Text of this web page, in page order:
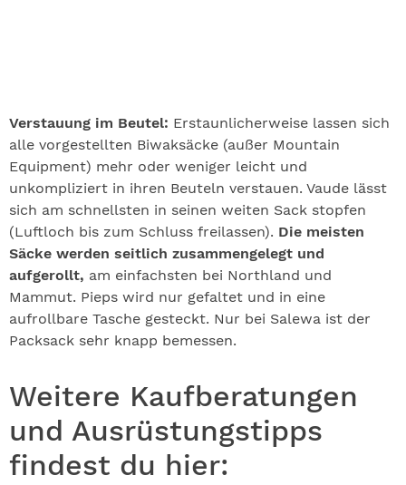
Verstauung im Beutel: Erstaunlicherweise lassen sich
alle vorgestellten Biwaksäcke (außer Mountain
Equipment) mehr oder weniger leicht und
unkompliziert in ihren Beuteln verstauen. Vaude lässt
sich am schnellsten in seinen weiten Sack stopfen
(Luftloch bis zum Schluss freilassen). Die meisten
Säcke werden seitlich zusammengelegt und
aufgerollt, am einfachsten bei Northland und
Mammut. Pieps wird nur gefaltet und in eine
aufrollbare Tasche gesteckt. Nur bei Salewa ist der
Packsack sehr knapp bemessen.
Weitere Kaufberatungen
und Ausrüstungstipps
findest du hier: